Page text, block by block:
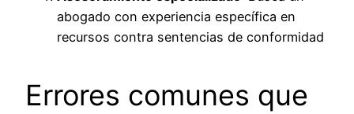
abogado con experiencia específica en
recursos contra sentencias de conformidad
Errores comunes que